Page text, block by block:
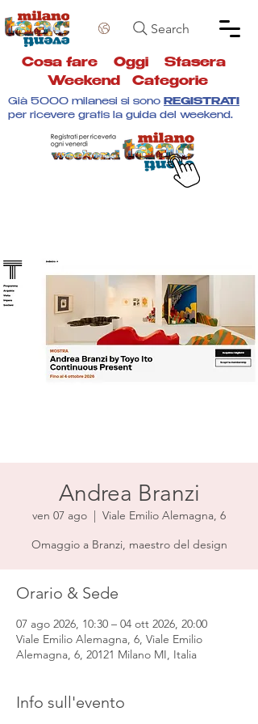
Search
Cosa fare Oggi Stasera
Weekend
Categorie
Già 5000 milanesi si sono REGISTRATI
per ricevere gratis la guida del weekend.
Andrea Branzi
ven 07 ago
  |
Viale Emilio Alemagna, 6
Omaggio a Branzi, maestro del design
Orario & Sede
07 ago 2026, 10:30 – 04 ott 2026, 20:00
Viale Emilio Alemagna, 6, Viale Emilio
Alemagna, 6, 20121 Milano MI, Italia
Info sull'evento